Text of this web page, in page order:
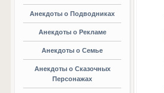
Анекдоты о Подводниках
Анекдоты о Рекламе
Анекдоты о Семье
Анекдоты о Сказочных
Персонажах